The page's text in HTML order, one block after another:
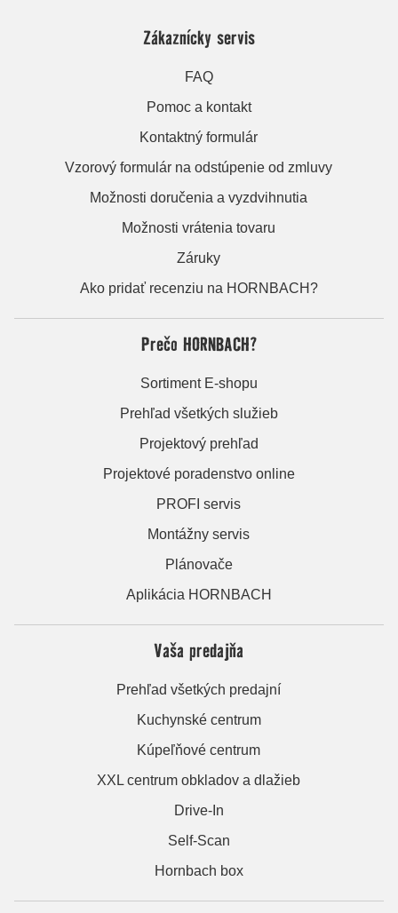
Zákaznícky servis
FAQ
Pomoc a kontakt
Kontaktný formulár
Vzorový formulár na odstúpenie od zmluvy
Možnosti doručenia a vyzdvihnutia
Možnosti vrátenia tovaru
Záruky
Ako pridať recenziu na HORNBACH?
Prečo HORNBACH?
Sortiment E-shopu
Prehľad všetkých služieb
Projektový prehľad
Projektové poradenstvo online
PROFI servis
Montážny servis
Plánovače
Aplikácia HORNBACH
Vaša predajňa
Prehľad všetkých predajní
Kuchynské centrum
Kúpeľňové centrum
XXL centrum obkladov a dlažieb
Drive-In
Self-Scan
Hornbach box